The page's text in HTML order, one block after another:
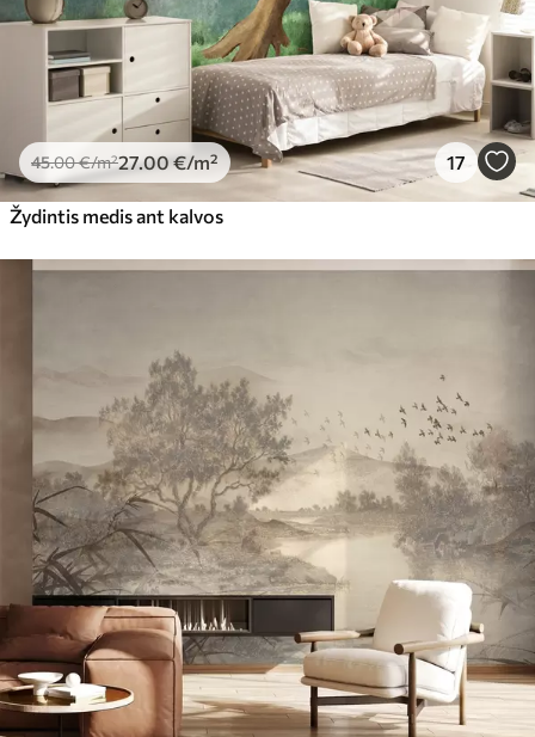
45.00€/m²27.00 €/m² 17
Žydintis medis ant kalvos